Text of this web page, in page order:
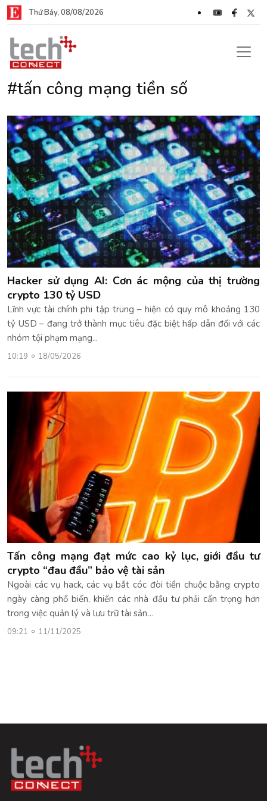
Thứ Bảy, 08/08/2026
#tấn công mạng tiền số
Hacker sử dụng AI: Cơn ác mộng của thị trường
crypto 130 tỷ USD
Lĩnh vực tài chính phi tập trung – hiện có quy mô khoảng 130
tỷ USD – đang trở thành mục tiêu đặc biệt hấp dẫn đối với các
nhóm tội phạm mạng...
10:19 18/05/2026
Tấn công mạng đạt mức cao kỷ lục, giới đầu tư
crypto “đau đầu” bảo vệ tài sản
Ngoài các vụ hack, các vụ bắt cóc đòi tiền chuộc bằng crypto
ngày càng phổ biến, khiến các nhà đầu tư phải cẩn trọng hơn
trong việc quản lý và lưu trữ tài sản…
09:21 11/11/2025